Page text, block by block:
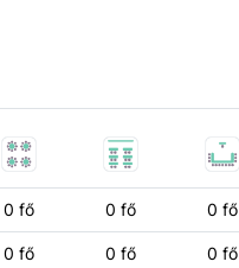
0 fő 0 fő 0 fő
0 fő 0 fő 0 fő